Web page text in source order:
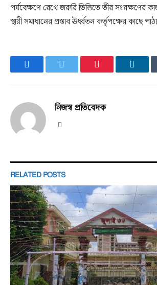
পর্যবেক্ষণে রেখে জরুরি ভিত্তিতে তীর সংরক্ষণের
স্থায়ী সমাধানের প্রস্তাব ঊর্ধ্বতন কর্তৃপক্ষের কাছে
FacebookTwitter Pinterest
নিজস্ব প্রতিবেদক
RELATED POSTS